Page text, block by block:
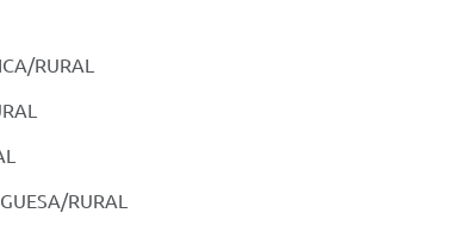
RURAL
RURAL